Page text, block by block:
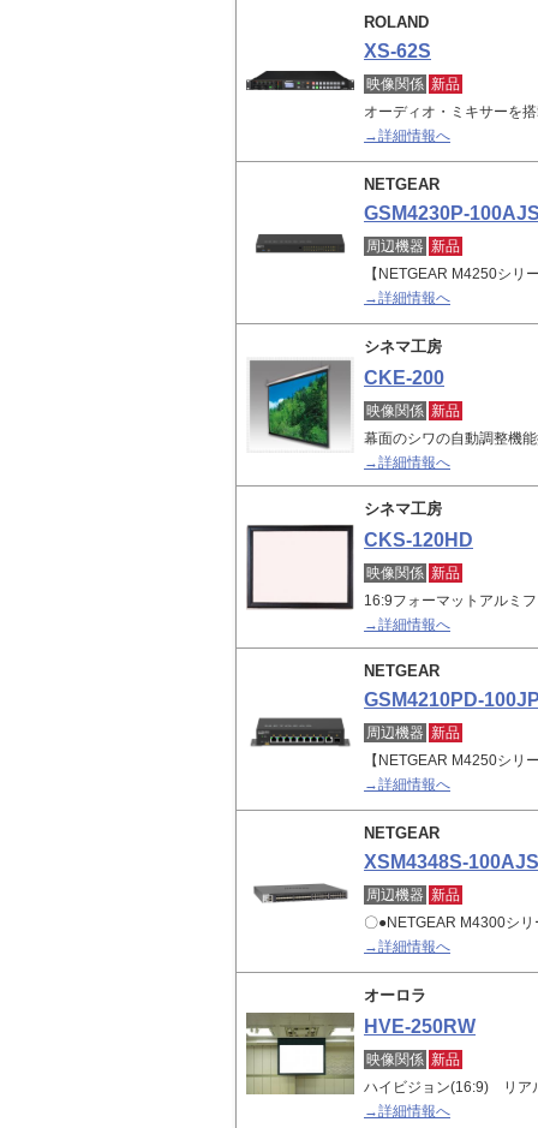
ROLAND
XS-62S
映像関係 新品
オーディオ・ミキサーを
→詳細情報へ
NETGEAR
GSM4230P-
周辺機器 新品
【NETGEAR M4250シリ
→詳細情報へ
シネマ工房
CKE-200
映像関係 新品
幕面のシワの自動調整機
→詳細情報へ
シネマ工房
CKS-120HD
映像関係 新品
16:9フォーマットアルミ
→詳細情報へ
NETGEAR
GSM4210PD-
周辺機器 新品
【NETGEAR M4250シリ
→詳細情報へ
NETGEAR
XSM4348S-100AJS
周辺機器 新品
〇●NETGEAR M4300シ
→詳細情報へ
オーロラ
HVE-250RW
映像関係 新品
ハイビジョン(16:9) リア
→詳細情報へ